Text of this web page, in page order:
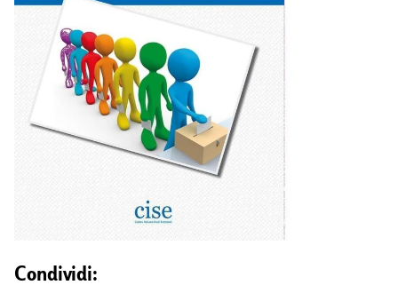
Condividi: